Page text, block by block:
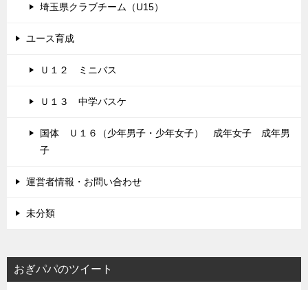
埼玉県クラブチーム（U15）
ユース育成
Ｕ１２ ミニバス
Ｕ１３ 中学バスケ
国体 Ｕ１６（少年男子・少年女子） 成年女子 成年男
子
運営者情報・お問い合わせ
未分類
おぎパパのツイート